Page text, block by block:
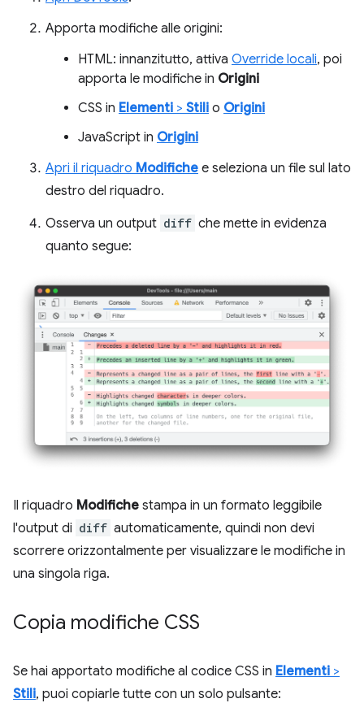
Apporta modifiche alle origini:
HTML: innanzitutto, attiva Override locali, poi
apporta le modifiche in Origini
CSS in Elementi > Stili o Origini
JavaScript in Origini
Apri il riquadro Modifiche e seleziona un file sul lato
destro del riquadro.
Osserva un output diff che mette in evidenza
quanto segue:
Il riquadro Modifiche stampa in un formato leggibile
l'output di diff automaticamente, quindi non devi
scorrere orizzontalmente per visualizzare le modifiche in
una singola riga.
Copia modifiche CSS
Se hai apportato modifiche al codice CSS in Elementi >
Stili, puoi copiarle tutte con un solo pulsante: